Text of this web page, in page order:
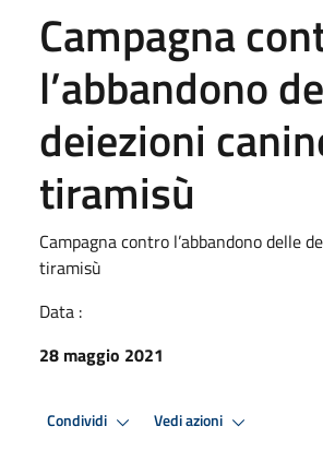
Campagna
l’abbandono
deiezioni
tiramisù
Campagna contro l’abbandono delle
tiramisù
Data :
28 maggio 2021
Condividi Vedi azioni